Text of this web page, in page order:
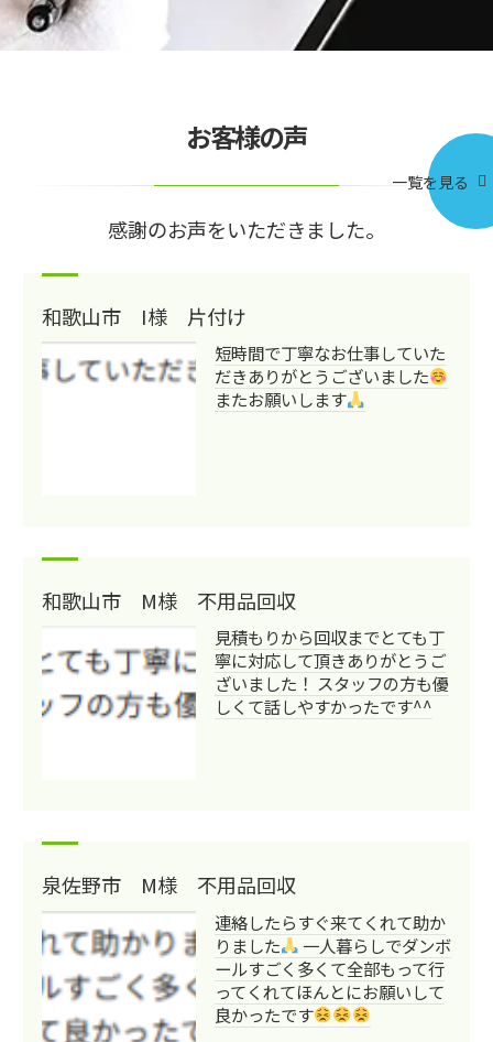
お客様の声
感謝のお声をいただきました。
一覧を見る
和歌山市 I様 片付け
短時間で丁寧なお仕事していた
だきありがとうございました
またお願いします
和歌山市 M様 不用品回収
見積もりから回収までとても丁
寧に対応して頂きありがとうご
ざいました！ スタッフの方も優
しくて話しやすかったです^^
泉佐野市 M様 不用品回収
連絡したらすぐ来てくれて助か
りました
一人暮らしでダンボ
ールすごく多くて全部もって行
ってくれてほんとにお願いして
良かったです